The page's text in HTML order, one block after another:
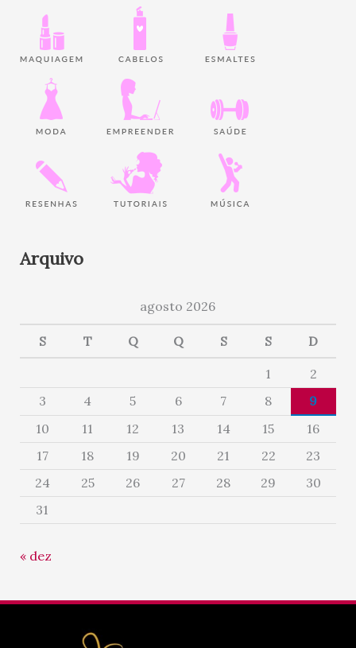
Arquivo
agosto 2026
S T Q Q S S D
1
2
3
4 5 6 7 8
9
10
11 12 13 14 15
16
17
18 19 20 21 22
23
24
25 26 27 28 29
30
31
« dez